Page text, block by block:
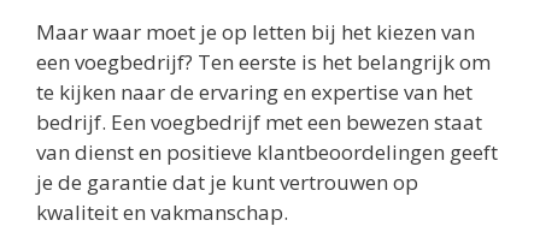
Maar waar moet je op letten bij het kiezen van
een voegbedrijf? Ten eerste is het belangrijk om
te kijken naar de ervaring en expertise van het
bedrijf. Een voegbedrijf met een bewezen staat
van dienst en positieve klantbeoordelingen geeft
je de garantie dat je kunt vertrouwen op
kwaliteit en vakmanschap.